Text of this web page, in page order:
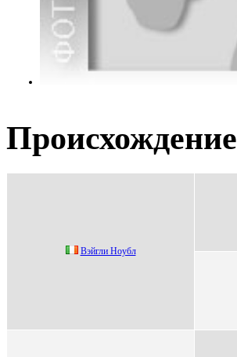
Происхождение
Bэйгли Нoубл